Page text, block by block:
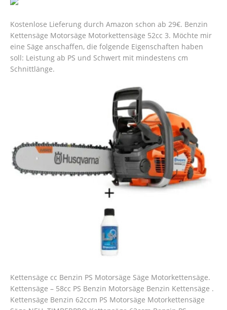
Kostenlose Lieferung durch Amazon schon ab 29€. Benzin
Kettensäge Motorsäge Motorkettensäge 52cc 3. Möchte mir
eine Säge anschaffen, die folgende Eigenschaften haben
soll: Leistung ab PS und Schwert mit mindestens cm
Schnittlänge.
Kettensäge cc Benzin PS Motorsäge Säge Motorkettensäge.
Kettensäge – 58cc PS Benzin Motorsäge Benzin Kettensäge .
Kettensäge Benzin 62ccm PS Motorsäge Motorkettensäge